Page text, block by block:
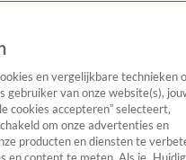
TV Algemeen
Tip
en vergelijkbare technieken
gebruiker van onze website(s),
cookies accepteren” selecteert,
om onze advertenties en
producten en diensten te